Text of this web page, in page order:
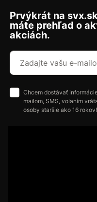
Prvýkrát na
máte prehľad o
akciách.
Chcem dostávať
mailom, SMS, volaním
osoby staršie ako 16 rokov!